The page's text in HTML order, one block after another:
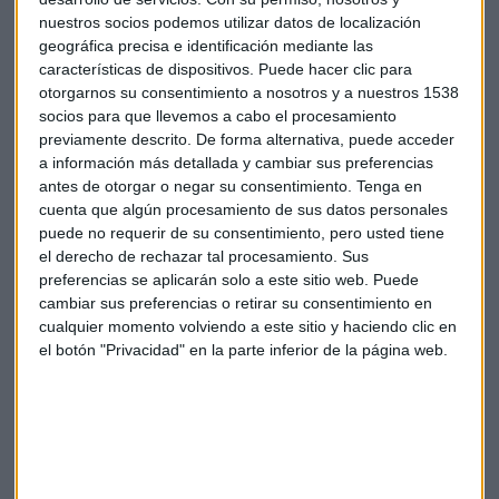
nuestros socios podemos utilizar datos de localización
geográfica precisa e identificación mediante las
características de dispositivos. Puede hacer clic para
otorgarnos su consentimiento a nosotros y a nuestros 1538
socios para que llevemos a cabo el procesamiento
previamente descrito. De forma alternativa, puede acceder
a información más detallada y cambiar sus preferencias
antes de otorgar o negar su consentimiento. Tenga en
cuenta que algún procesamiento de sus datos personales
puede no requerir de su consentimiento, pero usted tiene
el derecho de rechazar tal procesamiento. Sus
preferencias se aplicarán solo a este sitio web. Puede
cambiar sus preferencias o retirar su consentimiento en
cualquier momento volviendo a este sitio y haciendo clic en
el botón "Privacidad" en la parte inferior de la página web.
compañeros lo ven igual".
Pero no escapa a nadie que Aguado se va tras un duro golpe
en la Comunidad de Madrid. Pasade ser vicepresidente, a
dimitir de todos sus cargos orgánicosdentro de
Ciudadanos: como presidente del partido en la Comunidad
de Madrid y como miembro de la dirección nacional en dos
de sus comités.
Tampoco acepta, por lo tanto, el encargo de Inés Arrimadas
de organizar la convención nacional del partido en el mes de
julio, la importante cumbre que quiere servir de trampolín
para relanzar el proyecto´.